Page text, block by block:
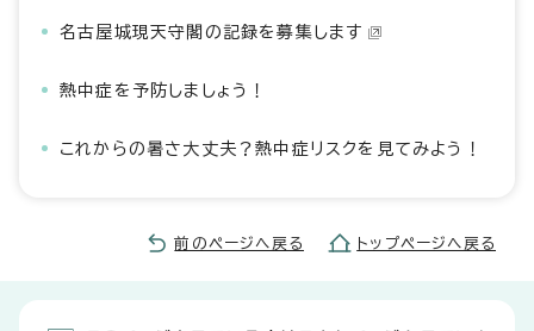
名古屋城現天守閣の記録を募集します
熱中症を予防しましょう！
これからの暑さ大丈夫？熱中症リスクを見てみよう！
前のページへ戻る トップページへ戻る